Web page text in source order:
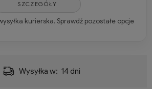
SZCZEGÓŁY
kurierska. Sprawdź pozostałe opcje
zł - Przesyłka kurierska (Hellmann, JAS-FBG, Pallex, DHL, Poczta Polska)